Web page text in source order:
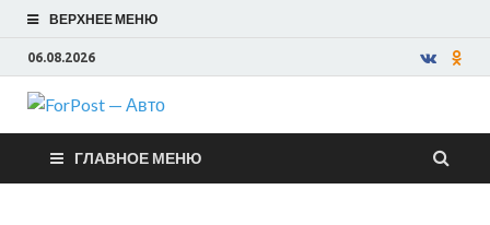
ВЕРХНЕЕ МЕНЮ
06.08.2026
ForPost —
Авто
ГЛАВНОЕ МЕНЮ